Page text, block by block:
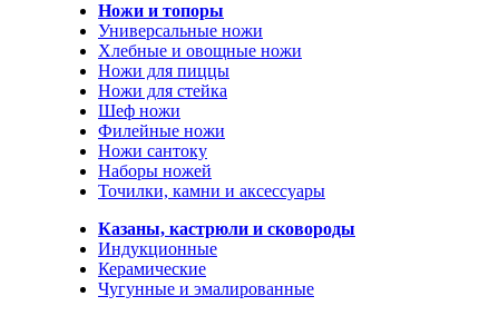
Ножи и топоры
Универсальные ножи
Хлебные и овощные ножи
Ножи для пиццы
Ножи для стейка
Шеф ножи
Филейные ножи
Ножи сантоку
Наборы ножей
Точилки, камни и аксессуары
Казаны, кастрюли и сковороды
Индукционные
Керамические
Чугунные и эмалированные